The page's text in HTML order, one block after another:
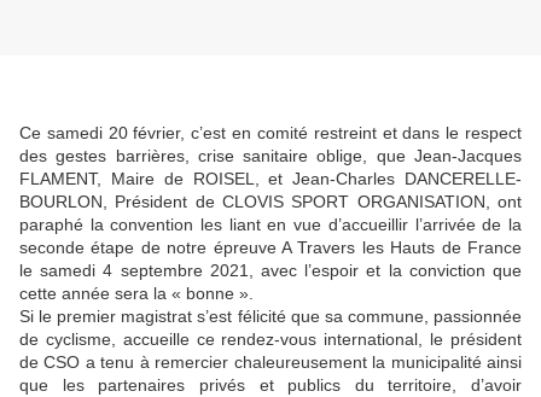
Ce samedi 20 février, c’est en comité restreint et dans le respect
des gestes barrières, crise sanitaire oblige, que Jean-Jacques
FLAMENT, Maire de ROISEL, et Jean-Charles DANCERELLE-
BOURLON, Président de CLOVIS SPORT ORGANISATION, ont
paraphé la convention les liant en vue d’accueillir l’arrivée de la
seconde étape de notre épreuve A Travers les Hauts de France
le samedi 4 septembre 2021, avec l’espoir et la conviction que
cette année sera la « bonne ».
Si le premier magistrat s’est félicité que sa commune, passionnée
de cyclisme, accueille ce rendez-vous international, le président
de CSO a tenu à remercier chaleureusement la municipalité ainsi
que les partenaires privés et publics du territoire, d’avoir